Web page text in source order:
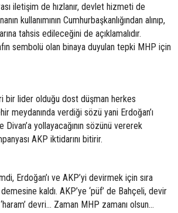
iletişim de hızlanır, devlet hizmeti de
kullanımının Cumhurbaşkanlığından alınıp,
tahsis edileceğini de açıklamalıdır.
sembolü olan binaya duyulan tepki MHP için
bir lider olduğu dost düşman herkes
meydanında verdiği sözü yani Erdoğan’ı
Divan’a yollayacağının sözünü vererek
AKP iktidarını bitirir.
Erdoğan’ı ve AKP’yi devirmek için sıra
demesine kaldı. AKP’ye ‘püf’ de Bahçeli, devir
devri… Zaman MHP zamanı olsun…